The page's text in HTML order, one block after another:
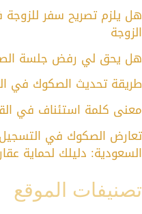
هل يلزم تصريح سفر
الزوجة
هل يحق لي رفض جلسة
طريقة تحديث الصكوك في
معنى كلمة استئناف في
تعارض الصكوك في
السعودية: دليلك لحماية
تصنيفات الموقع